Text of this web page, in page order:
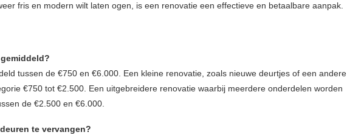
fris en modern wilt laten ogen, is een renovatie een effectieve en betaalbare aanpak.
tussen de €750 en €6.000. Een kleine renovatie, zoals nieuwe deurtjes of een andere
€750 tot €2.500. Een uitgebreidere renovatie waarbij meerdere onderdelen worden
de €2.500 en €6.000.
te vervangen?